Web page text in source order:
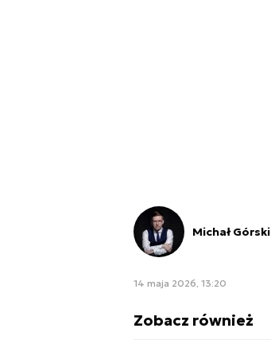
Michał Górski
14 maja 2026, 13:20
Zobacz również